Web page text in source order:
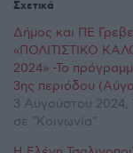
Σχετικά
Δήμος και ΠΕ
«ΠΟΛΙΤΙΣΤΙΚΟ
2024» -Το
3ης περιόδου
3 Αυγούστου 2024,
σε "Κοινωνία"